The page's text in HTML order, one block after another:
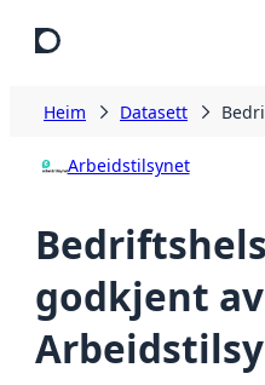
Heim Datasett
Arbeidstilsynet
godkjent av